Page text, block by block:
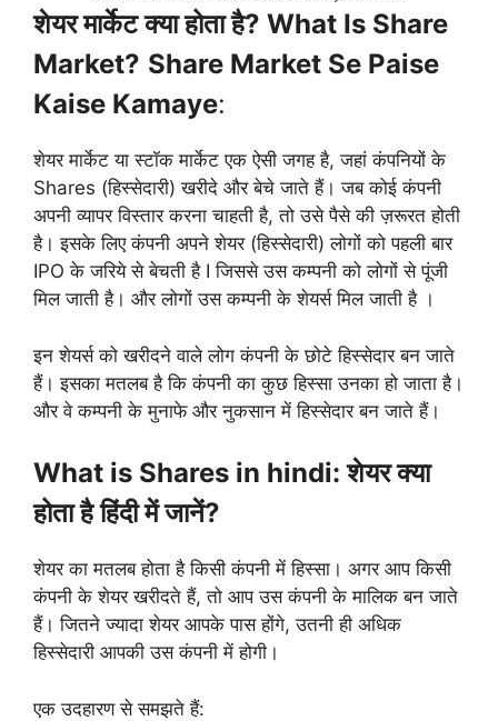
शेयर मार्केट क्या होता है? What Is Share
Market? Share Market Se Paise
Kaise Kamaye:
शेयर मार्केट या स्टॉक मार्केट एक ऐसी जगह है, जहां कंपनियों के
Shares (हिस्सेदारी) खरीदे और बेचे जाते हैं। जब कोई कंपनी
अपनी व्यापर विस्तार करना चाहती है, तो उसे पैसे की ज़रूरत होती
है। इसके लिए कंपनी अपने शेयर (हिस्सेदारी) लोगों को पहली बार
IPO के जरिये से बेचती है I जिससे उस कम्पनी को लोगों से पूंजी
मिल जाती है। और लोगों उस कम्पनी के शेयर्स मिल जाती है ।
इन शेयर्स को खरीदने वाले लोग कंपनी के छोटे हिस्सेदार बन जाते
हैं। इसका मतलब है कि कंपनी का कुछ हिस्सा उनका हो जाता है।
और वे कम्पनी के मुनाफे और नुकसान में हिस्सेदार बन जाते हैं।
What is Shares in hindi: शेयर क्या
होता है हिंदी में जानें?
शेयर का मतलब होता है किसी कंपनी में हिस्सा। अगर आप किसी
कंपनी के शेयर खरीदते हैं, तो आप उस कंपनी के मालिक बन जाते
हैं। जितने ज्यादा शेयर आपके पास होंगे, उतनी ही अधिक
हिस्सेदारी आपकी उस कंपनी में होगी।
एक उदहारण से समझते हैं: